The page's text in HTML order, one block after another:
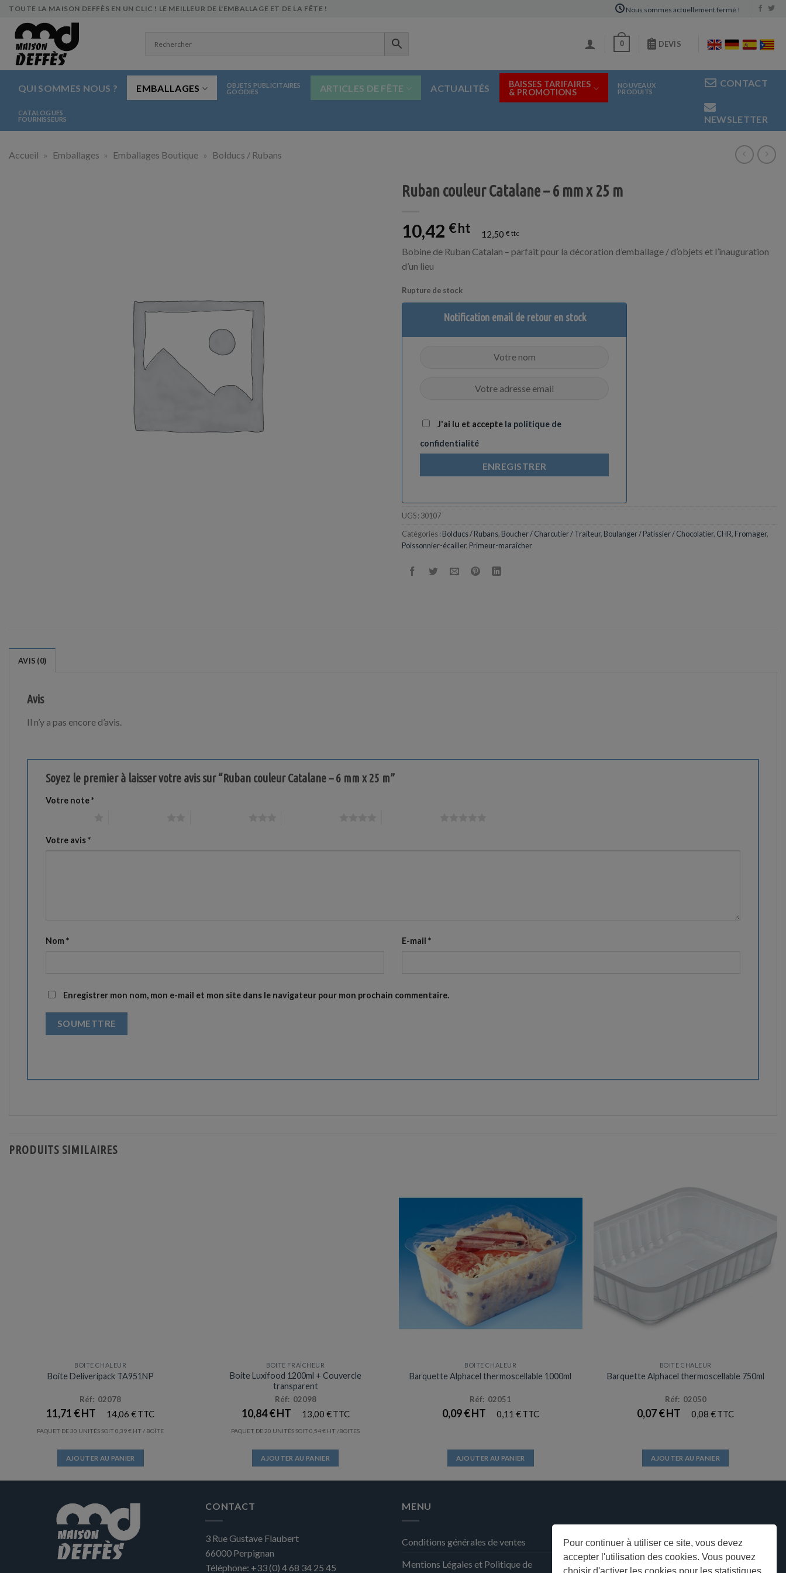
Pour continuer à utiliser ce site, vous devez
accepter l'utilisation des cookies. Vous pouvez
choisir d'activer les cookies pour les statistiques
Skip
content
TOUTE LA MAISON DEFFÈS EN UN CLIC ! LE MEILLEUR DE L'EMBALLAGE ET DE LA FÊTE ! Nous sommes actuellement fermé !
0 DEVIS
QUI SOMMES NOUS ? EMBALLAGES
OBJETS PUBLICITAIRES
GOODIES
ARTICLES DE FÊTE ACTUALITÉS
BAISSES TARIFAIRES
& PROMOTIONS
NOUVEAUX
PRODUITS
CATALOGUES
FOURNISSEURS
CONTACT
NEWSLETTER
Accueil » Emballages » Emballages Boutique » Bolducs / Rubans
Ruban couleur Catalane – 6 mm x 25 m
10,42 € 12,50 €
Bobine de Ruban Catalan – parfait pour la décoration d’emballage / d’objets et l’inauguration
d’un lieu
Rupture de stock
Notification email de retour en stock
J'ai lu et accepte la politique de
confidentialité
ENREGISTRER
UGS : 30107
Catégories : Bolducs / Rubans, Boucher / Charcutier / Traiteur, Boulanger / Patissier / Chocolatier, CHR, Fromager,
Poissonnier-écailler, Primeur-maraîcher
AVIS (0)
Avis
Il n’y a pas encore d’avis.
Soyez le premier à laisser votre avis sur “Ruban couleur Catalane – 6 mm x 25 m”
Votre note*
Votre avis*
Nom * E-mail *
Enregistrer mon nom, mon e-mail et mon site dans le navigateur pour mon prochain commentaire.
PRODUITS SIMILAIRES
Prix en baisse
BOITE CHALEUR
Boite Deliveripack TA951NP
Réf: 02078
11,71 € 14,06€
PAQUET DE 30 UNITÉS SOIT 0,39€ / BOÎTE
AJOUTER AU PANIER
Prix en baisse
BOITE FRAÎCHEUR
Boite Luxifood 1200ml + Couvercle
transparent
Réf: 02098
10,84€ 13,00 €
PAQUET DE 20 UNITÉS SOIT 0,54€ /BOITES
AJOUTER AU PANIER
BOITE CHALEUR
Barquette Alphacel thermoscellable 1000ml
Réf: 02051
0,09€ 0,11 €
AJOUTER AU PANIER
BOITE CHALEUR
Barquette Alphacel thermoscellable 750ml
Réf: 02050
0,07€ 0,08€
AJOUTER AU PANIER
CONTACT
3 Rue Gustave Flaubert
66000 Perpignan
Téléphone: +33 (0) 4 68 34 25 45
MENU
Conditions générales de ventes
Mentions Légales et Politique de